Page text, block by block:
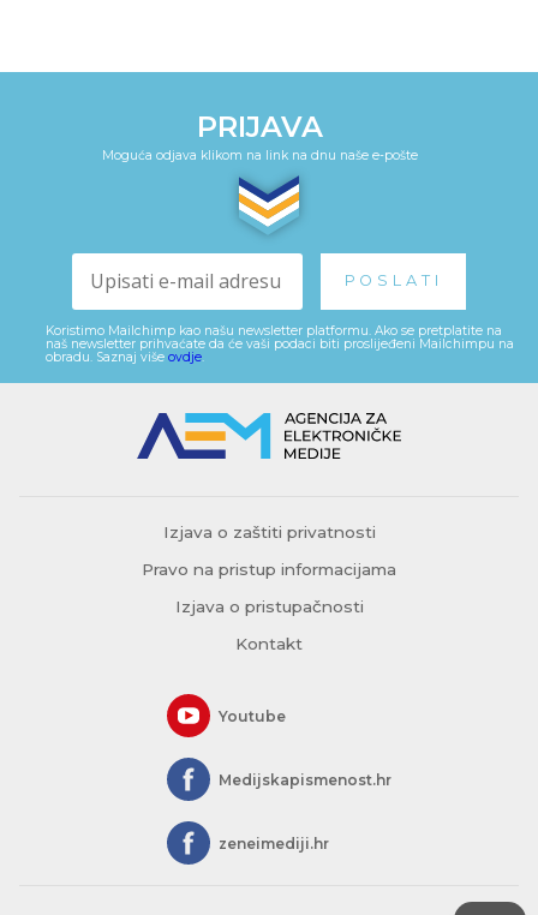
PRIJAVA
Moguća odjava klikom na link na dnu naše e-pošte
Koristimo Mailchimp kao našu newsletter platformu. Ako se pretplatite na
naš newsletter prihvaćate da će vaši podaci biti proslijeđeni Mailchimpu na
obradu. Saznaj više ovdje
Izjava o zaštiti privatnosti
Pravo na pristup informacijama
Izjava o pristupačnosti
Kontakt
Youtube
Medijskapismenost.hr
zeneimediji.hr